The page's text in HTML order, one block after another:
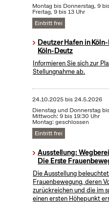
Montag bis Donnerstag, 9
Freitag, 9 bis 13 Uhr
Eintritt frei
Deutzer Hafen in
Köln-Deutz
Informieren Sie sich zur
Stellungnahme ab.
24.10.2025bis24.5.2026
Dienstag und Donnerstag
Mittwoch: 9 bis 19:30 Uhr
Montag: geschlossen
Eintritt frei
Ausstellung:
Die Erste
Die Ausstellung
Frauenbewegung, deren
zurückreichen und die im
einen ersten Höhepunkt